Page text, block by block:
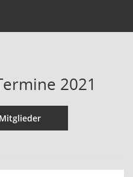
2021
Mitglieder